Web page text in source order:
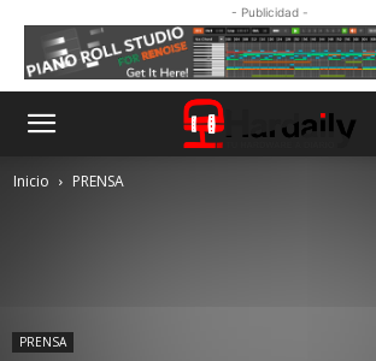
- Publicidad -
Inicio PRENSA
PRENSA